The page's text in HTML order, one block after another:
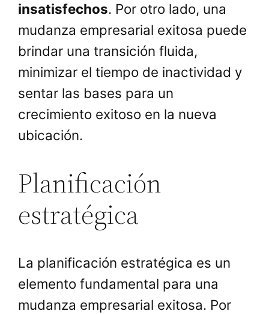
insatisfechos. Por otro lado, una
mudanza empresarial exitosa puede
brindar una transición fluida,
minimizar el tiempo de inactividad y
sentar las bases para un
crecimiento exitoso en la nueva
ubicación.
Planificación
estratégica
La planificación estratégica es un
elemento fundamental para una
mudanza empresarial exitosa. Por